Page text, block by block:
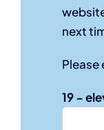
next
Please
19 −